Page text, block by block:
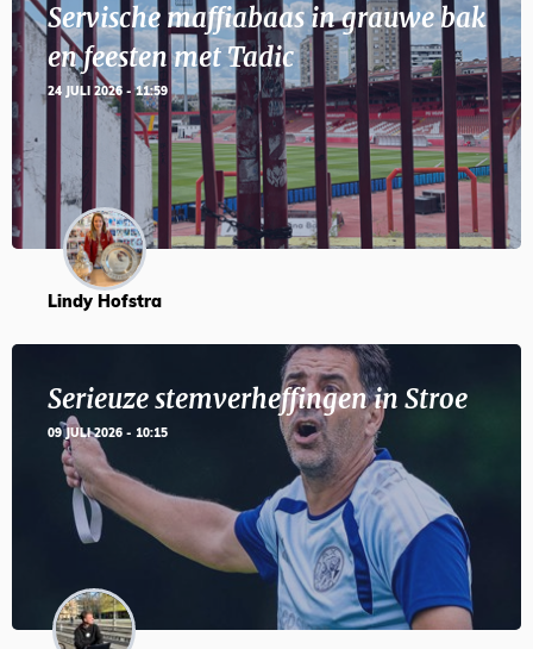
Servische maffiabaas in grauwe bak
en feesten met Tadic
24 JULI 2026 - 11:59
Lindy Hofstra
Serieuze stemverheffingen in Stroe
09 JULI 2026 - 10:15